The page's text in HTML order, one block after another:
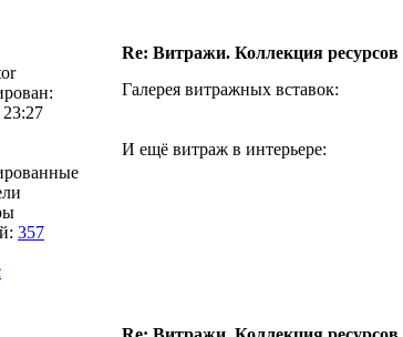
Re: Витражи. Коллекция ресурсов
357
Галерея витражных вставок:
И ещё витраж в интерьере: